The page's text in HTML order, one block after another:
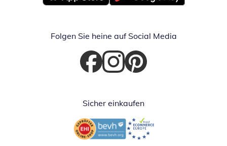
Öffnet in neuem FensterÖffnet in neuem Fenster
Folgen Sie heine auf Social Media
Öffnet in neuem Fenster
Öffnet in neuem Fenster
Öffnet in neuem Fenster
Sicher einkaufen
Öffnet in neuem FensterÖffnet in neuem Fenster